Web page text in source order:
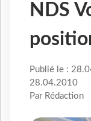
NDS
Publié le :
28.04.2010
Par Rédaction